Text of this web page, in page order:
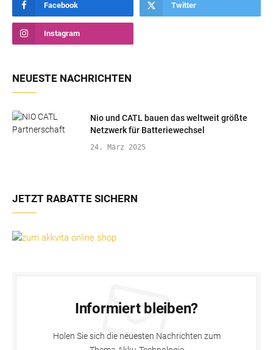
Facebook Twitter
Instagram
NEUESTE NACHRICHTEN
Nio und CATL bauen das weltweit größte
Netzwerk für Batteriewechsel
24. März 2025
JETZT RABATTE SICHERN
Informiert bleiben?
Holen Sie sich die neuesten Nachrichten zum